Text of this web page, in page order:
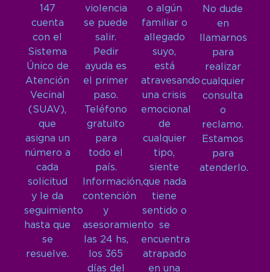
147
cuenta
con el
Sistema
Único de
Atención
Vecinal
(SUAV),
que
asigna un
número a
cada
solicitud
y le da
seguimiento
hasta que
se
resuelve.
violencia
se puede
salir.
Pedir
ayuda es
el primer
paso.
Teléfono
gratuito
para
todo el
país.
Información,
contención
y
asesoramiento
las 24 hs,
los 365
días del
o algún
familiar o
allegado
suyo,
está
atravesando
una crisis
emocional
de
cualquier
tipo,
siente
que nada
tiene
sentido o
se
encuentra
atrapado
en una
No dude
en
llamarnos
para
realizar
cualquier
consulta
o
reclamo.
Estamos
para
atenderlo.